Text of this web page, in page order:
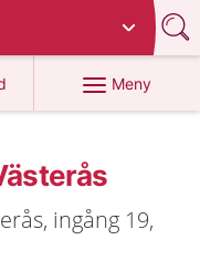
Meny
ingång 19,